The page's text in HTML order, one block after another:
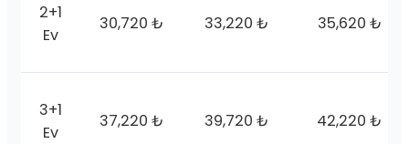
2+1
Ev
30,720 ₺ 33,220 ₺ 35,620 ₺
3+1
Ev
37,220 ₺ 39,720 ₺ 42,220 ₺